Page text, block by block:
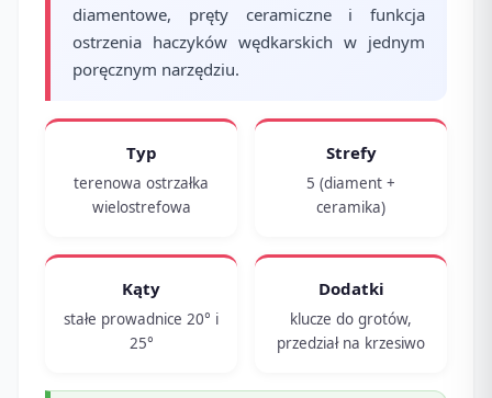
diamentowe, pręty ceramiczne i funkcja
ostrzenia haczyków wędkarskich w jednym
poręcznym narzędziu.
Typ
terenowa ostrzałka
wielostrefowa
Strefy
5 (diament +
ceramika)
Kąty
stałe prowadnice 20° i
25°
Dodatki
klucze do grotów,
przedział na krzesiwo